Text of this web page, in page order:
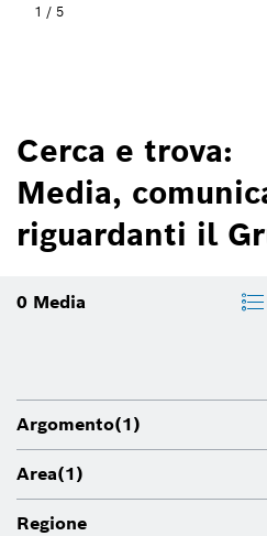
1 / 5
Cerca e trova:
Media,
riguardanti il
0 Media
Argomento(1)
Area(1)
Regione